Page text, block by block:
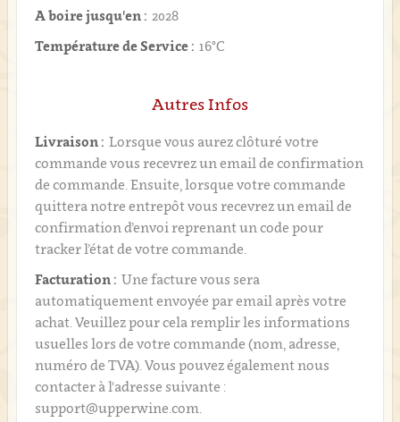
A boire jusqu'en : 2028
Température de Service : 16°C
Autres Infos
Livraison : Lorsque vous aurez clôturé votre
commande vous recevrez un email de confirmation
de commande. Ensuite, lorsque votre commande
quittera notre entrepôt vous recevrez un email de
confirmation d’envoi reprenant un code pour
tracker l’état de votre commande.
Facturation : Une facture vous sera
automatiquement envoyée par email après votre
achat. Veuillez pour cela remplir les informations
usuelles lors de votre commande (nom, adresse,
numéro de TVA). Vous pouvez également nous
contacter à l'adresse suivante :
support@upperwine.com.